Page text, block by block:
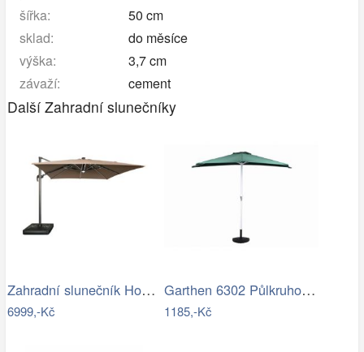
šířka:
50 cm
sklad:
do měsíce
výška:
3,7 cm
závaží:
cement
Další Zahradní slunečníky
Zahradní slunečník Houseland Vexon s…
6999,-Kč
Garthen 6302 Půlkruhový zahradní…
1185,-Kč